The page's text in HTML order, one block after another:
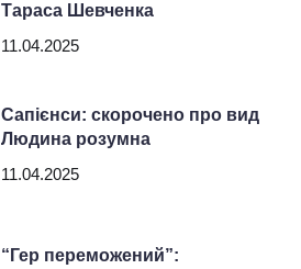
Тараса Шевченка
11.04.2025
Сапієнси: скорочено про вид
Людина розумна
11.04.2025
“Гер переможений”: